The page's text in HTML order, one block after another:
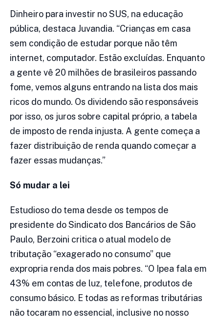
Dinheiro para investir no SUS, na educação
pública, destaca Juvandia. “Crianças em casa
sem condição de estudar porque não têm
internet, computador. Estão excluídas. Enquanto
a gente vê 20 milhões de brasileiros passando
fome, vemos alguns entrando na lista dos mais
ricos do mundo. Os dividendo são responsáveis
por isso, os juros sobre capital próprio, a tabela
de imposto de renda injusta. A gente começa a
fazer distribuição de renda quando começar a
fazer essas mudanças.”
Só mudar a lei
Estudioso do tema desde os tempos de
presidente do Sindicato dos Bancários de São
Paulo, Berzoini critica o atual modelo de
tributação “exagerado no consumo” que
expropria renda dos mais pobres. “O Ipea fala em
43% em contas de luz, telefone, produtos de
consumo básico. E todas as reformas tributárias
não tocaram no essencial, inclusive no nosso